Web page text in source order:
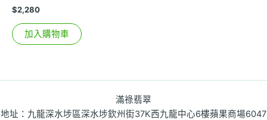
$2,280
加入購物車
滿祿翡翠
地址：九龍深水埗區深水埗欽州街37K西九龍中心6樓蘋果商場6047